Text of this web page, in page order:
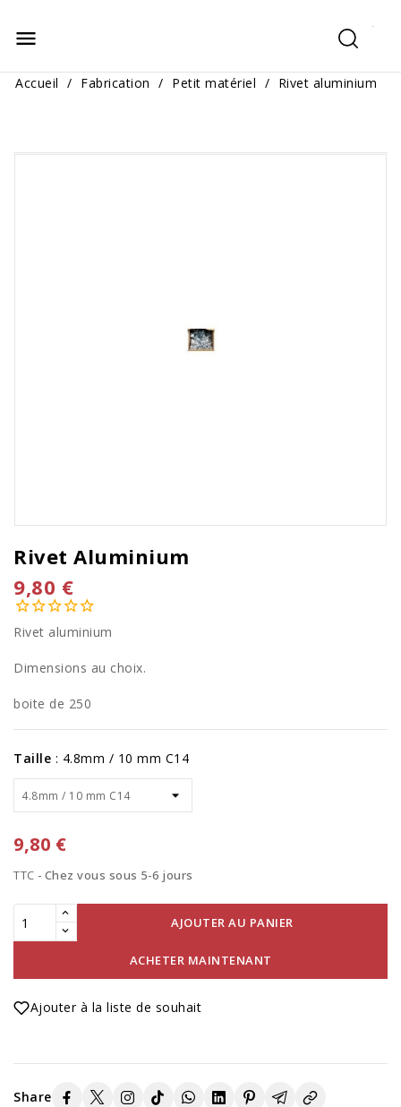
menu
Accueil Fabrication Petit matériel Rivet aluminium
Rivet Aluminium
9,80 €
Rivet aluminium
Dimensions au choix.
boite de 250
Taille : 4.8mm / 10 mm C14
9,80 €
TTC Chez vous sous 5-6 jours
AJOUTER AU PANIER
ACHETER MAINTENANT
Ajouter à la liste de souhait
Share